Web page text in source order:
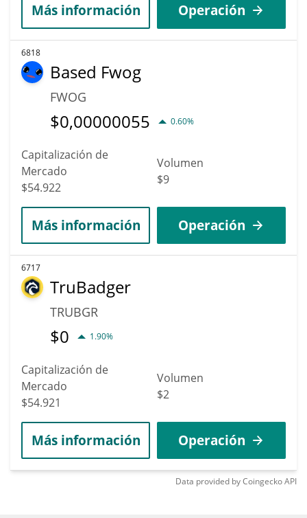
Más información Operación
6818
Based Fwog
FWOG
$0,00000055 0.60%
Capitalización de
Mercado
$54.922
Volumen
$9
Más información Operación
6717
TruBadger
TRUBGR
$0 1.90%
Capitalización de
Mercado
$54.921
Volumen
$2
Más información Operación
Data provided byCoingeckoAPI